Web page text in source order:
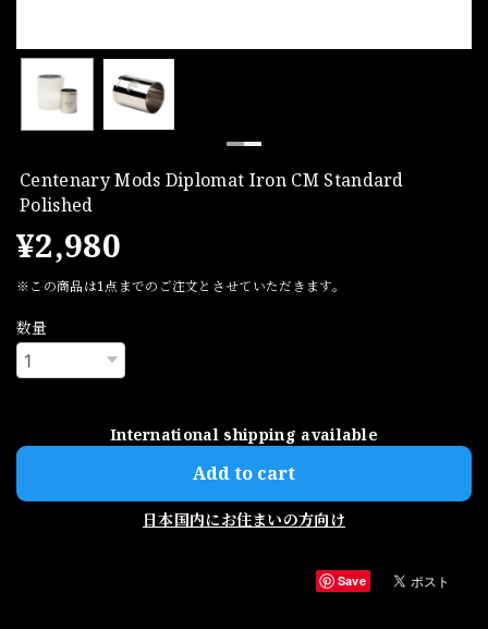
Centenary Mods Diplomat Iron CM Standard
Polished
¥2,980
※この商品は1点までのご注文とさせていただきます。
数量
International shipping available
Add to cart
日本国内にお住まいの方向け
Save